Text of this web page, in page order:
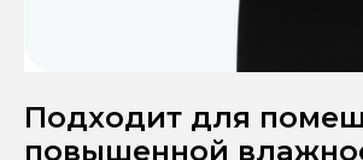
Подходит для
повышенной